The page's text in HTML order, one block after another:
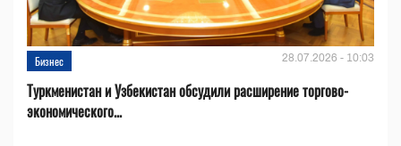
Бизнес 28.07.2026 - 10:03
Туркменистан и Узбекистан обсудили расширение торгово-
экономического...